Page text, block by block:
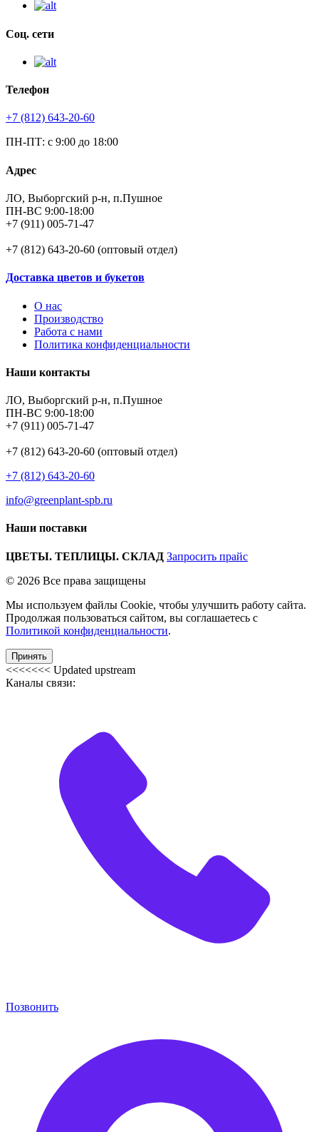
Соц. сети
Телефон
+7 (812) 643-20-60
ПН-ПТ: с 9:00 до 18:00
Адрес
ЛО, Выборгский р-н, п.Пушное
ПН-ВС 9:00-18:00
+7 (911) 005-71-47
+7 (812) 643-20-60 (оптовый отдел)
Доставка цветов и букетов
О нас
Производство
Работа с нами
Политика конфиденциальности
Наши контакты
ЛО, Выборгский р-н, п.Пушное
ПН-ВС 9:00-18:00
+7 (911) 005-71-47
+7 (812) 643-20-60 (оптовый отдел)
+7 (812) 643-20-60
info@greenplant-spb.ru
Наши поставки
ЦВЕТЫ. ТЕПЛИЦЫ. СКЛАД Запросить прайс
© 2026 Все права защищены
Мы используем файлы Cookie, чтобы улучшить работу сайта.
Продолжая пользоваться сайтом, вы соглашаетесь с
Политикой конфиденциальности.
Принять
<<<<<<< Updated upstream
Каналы связи:
Позвонить